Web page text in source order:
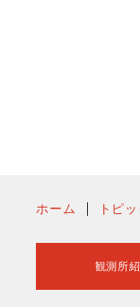
ホーム トピ
観測所